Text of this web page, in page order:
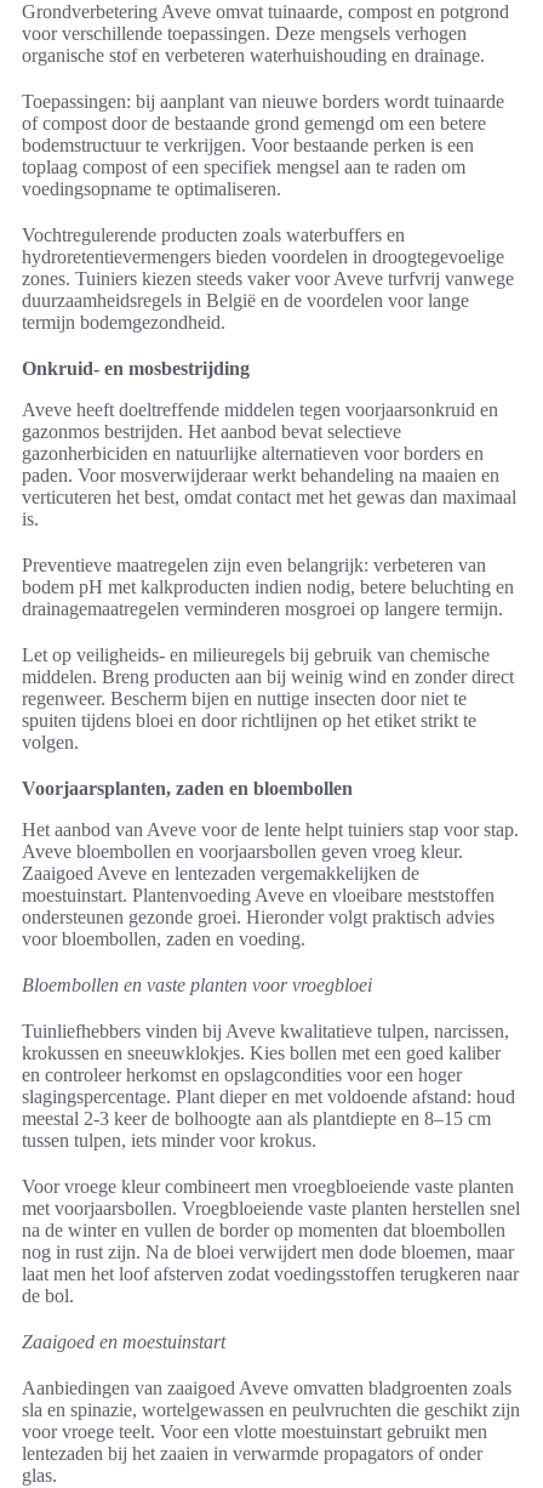
Grondverbetering Aveve omvat tuinaarde, compost en potgrond
voor verschillende toepassingen. Deze mengsels verhogen
organische stof en verbeteren waterhuishouding en drainage.
Toepassingen: bij aanplant van nieuwe borders wordt tuinaarde
of compost door de bestaande grond gemengd om een betere
bodemstructuur te verkrijgen. Voor bestaande perken is een
toplaag compost of een specifiek mengsel aan te raden om
voedingsopname te optimaliseren.
Vochtregulerende producten zoals waterbuffers en
hydroretentievermengers bieden voordelen in droogtegevoelige
zones. Tuiniers kiezen steeds vaker voor Aveve turfvrij vanwege
duurzaamheidsregels in België en de voordelen voor lange
termijn bodemgezondheid.
Onkruid- en mosbestrijding
Aveve heeft doeltreffende middelen tegen voorjaarsonkruid en
gazonmos bestrijden. Het aanbod bevat selectieve
gazonherbiciden en natuurlijke alternatieven voor borders en
paden. Voor mosverwijderaar werkt behandeling na maaien en
verticuteren het best, omdat contact met het gewas dan maximaal
is.
Preventieve maatregelen zijn even belangrijk: verbeteren van
bodem pH met kalkproducten indien nodig, betere beluchting en
drainagemaatregelen verminderen mosgroei op langere termijn.
Let op veiligheids- en milieuregels bij gebruik van chemische
middelen. Breng producten aan bij weinig wind en zonder direct
regenweer. Bescherm bijen en nuttige insecten door niet te
spuiten tijdens bloei en door richtlijnen op het etiket strikt te
volgen.
Voorjaarsplanten, zaden en bloembollen
Het aanbod van Aveve voor de lente helpt tuiniers stap voor stap.
Aveve bloembollen en voorjaarsbollen geven vroeg kleur.
Zaaigoed Aveve en lentezaden vergemakkelijken de
moestuinstart. Plantenvoeding Aveve en vloeibare meststoffen
ondersteunen gezonde groei. Hieronder volgt praktisch advies
voor bloembollen, zaden en voeding.
Bloembollen en vaste planten voor vroegbloei
Tuinliefhebbers vinden bij Aveve kwalitatieve tulpen, narcissen,
krokussen en sneeuwklokjes. Kies bollen met een goed kaliber
en controleer herkomst en opslagcondities voor een hoger
slagingspercentage. Plant dieper en met voldoende afstand: houd
meestal 2-3 keer de bolhoogte aan als plantdiepte en 8–15 cm
tussen tulpen, iets minder voor krokus.
Voor vroege kleur combineert men vroegbloeiende vaste planten
met voorjaarsbollen. Vroegbloeiende vaste planten herstellen snel
na de winter en vullen de border op momenten dat bloembollen
nog in rust zijn. Na de bloei verwijdert men dode bloemen, maar
laat men het loof afsterven zodat voedingsstoffen terugkeren naar
de bol.
Zaaigoed en moestuinstart
Aanbiedingen van zaaigoed Aveve omvatten bladgroenten zoals
sla en spinazie, wortelgewassen en peulvruchten die geschikt zijn
voor vroege teelt. Voor een vlotte moestuinstart gebruikt men
lentezaden bij het zaaien in verwarmde propagators of onder
glas.